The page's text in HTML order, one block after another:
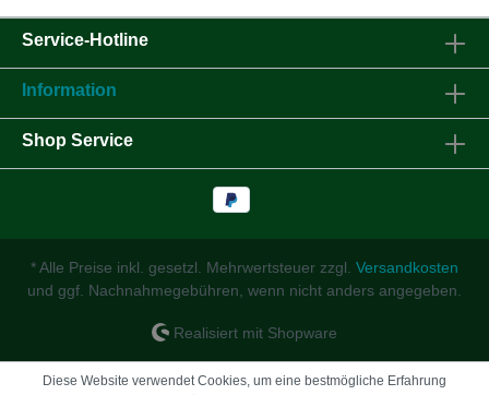
Service-Hotline
Information
Shop Service
* Alle Preise inkl. gesetzl. Mehrwertsteuer zzgl. Versandkosten
und ggf. Nachnahmegebühren, wenn nicht anders angegeben.
Realisiert mit Shopware
Diese Website verwendet Cookies, um eine bestmögliche Erfahrung